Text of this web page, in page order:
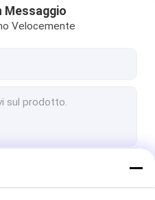
pixel
del LED
Messaggio
Velocemente